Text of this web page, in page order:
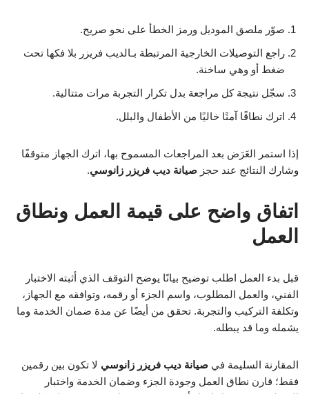
صوّر ملصق الموديل ورمز الخطأ على نحو صريح.
راجع التوصيلات الخارجية المرتبطة بـالديب فريزر بلا فكها تحت
ضغط أو وهي ساخنة.
سجّل نتيجة كل مراجعة بدل تكرار التجربة مرات متتالية.
اترك نطاقًا آمنًا خاليًا من الأطفال والبلل.
إذا استمر العَرَض بعد المراجعات المسموح بها، اترك الجهاز متوقفًا
وشارك النتائج عند حجز صيانة ديب فريزر زانوسي.
اتفاق واضح على قيمة العمل ونطاق
العمل
قبل بدء العمل اطلب توضيح بيانًا يوضح التوقف الذي أثبته الاختبار
الفني، والعمل المطلوب، واسم الجزء أو رقمه، وتوافقه مع الجهاز،
وتكلفة التركيب والتجربة. تحقق من أيضًا عن مدة ضمان الخدمة وما
يشمله وما قد يبطله.
المقارنة السليمة في صيانة ديب فريزر زانوسي لا تكون بين رقمين
فقط؛ قارن نطاق العمل وجودة الجزء وضمان الخدمة واختبار